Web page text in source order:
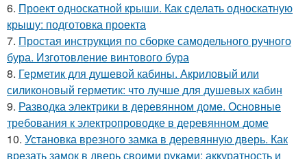
6. Проект односкатной крыши. Как сделать односкатную
крышу: подготовка проекта
7. Простая инструкция по сборке самодельного ручного
бура. Изготовление винтового бура
8. Герметик для душевой кабины. Акриловый или
силиконовый герметик: что лучше для душевых кабин
9. Разводка электрики в деревянном доме. Основные
требования к электропроводке в деревянном доме
10. Установка врезного замка в деревянную дверь. Как
врезать замок в дверь своими руками: аккуратность и